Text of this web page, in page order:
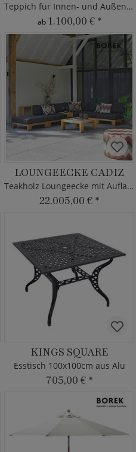
Teppich für Innen- und Außenbereich
ab 1.100,00 € *
LOUNGEECKE CADIZ
Teakholz Loungeecke mit Auflagen
22.005,00 € *
KINGS SQUARE
Esstisch 100x100cm aus Alu
705,00 € *